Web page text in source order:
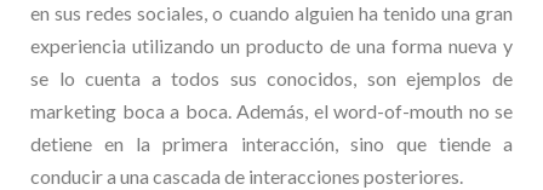
en sus redes sociales, o cuando alguien ha tenido una gran
experiencia utilizando un producto de una forma nueva y
se lo cuenta a todos sus conocidos, son ejemplos de
marketing boca a boca. Además, el word-of-mouth no se
detiene en la primera interacción, sino que tiende a
conducir a una cascada de interacciones posteriores.